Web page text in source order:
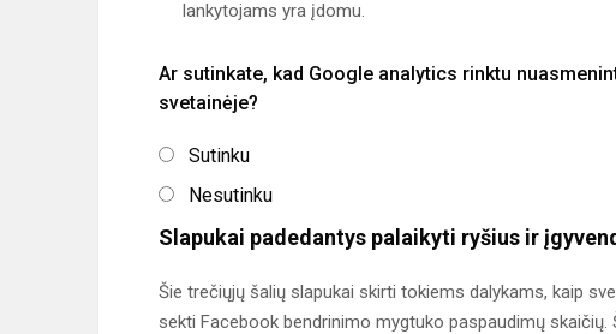
lankytojams yra įdomu.
Ar sutinkate, kad Google analytics rinktu
svetainėje?
Sutinku
Nesutinku
Slapukai padedantys palaikyti ryšius ir
Šie trečiųjų šalių slapukai skirti tokiems dalykams, kaip
sekti Facebook bendrinimo mygtuko paspaudimų